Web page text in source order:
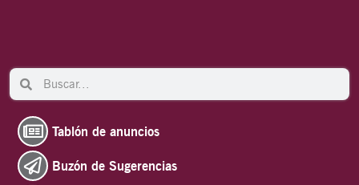
Search Search
Tablón de anuncios
Buzón de Sugerencias